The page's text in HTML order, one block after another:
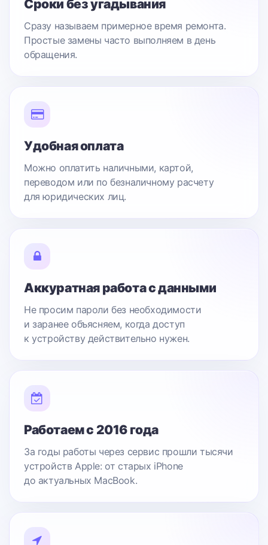
Сроки без угадывания
Сразу называем примерное время ремонта.
Простые замены часто выполняем в день
обращения.
Удобная оплата
Можно оплатить наличными, картой,
переводом или по безналичному расчету
для юридических лиц.
Аккуратная работа с данными
Не просим пароли без необходимости
и заранее объясняем, когда доступ
к устройству действительно нужен.
Работаем с 2016 года
За годы работы через сервис прошли тысячи
устройств Apple: от старых iPhone
до актуальных MacBook.